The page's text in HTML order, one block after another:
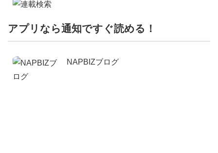
アプリなら通知ですぐ読める！
NAPBIZブログ